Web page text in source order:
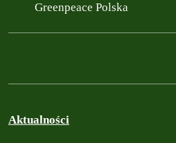
Greenpeace Polska
Aktualności